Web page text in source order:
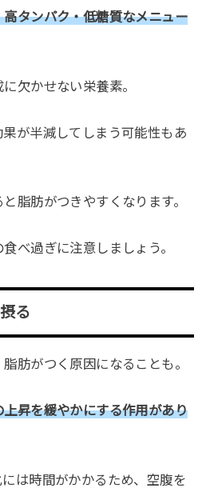
タンパク・低糖質なメニュー
欠かせない栄養素。
が半減してしまう可能性もあ
脂肪がつきやすくなります。
べ過ぎに注意しましょう。
る
肪がつく原因になることも。
昇を緩やかにする作用があり
は時間がかかるため、空腹を